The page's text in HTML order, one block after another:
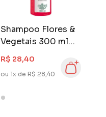
Shampoo Flores &
Vegetais 300 ml
Cachos Poderosos
R$ 28,40
ou 1x de R$ 28,40